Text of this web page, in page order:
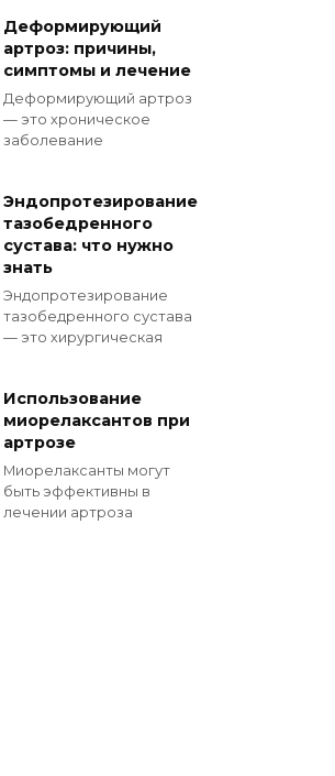
Деформирующий
артроз: причины,
симптомы и лечение
Деформирующий артроз
— это хроническое
заболевание
Эндопротезирование
тазобедренного
сустава: что нужно
знать
Эндопротезирование
тазобедренного сустава
— это хирургическая
Использование
миорелаксантов при
артрозе
Миорелаксанты могут
быть эффективны в
лечении артроза